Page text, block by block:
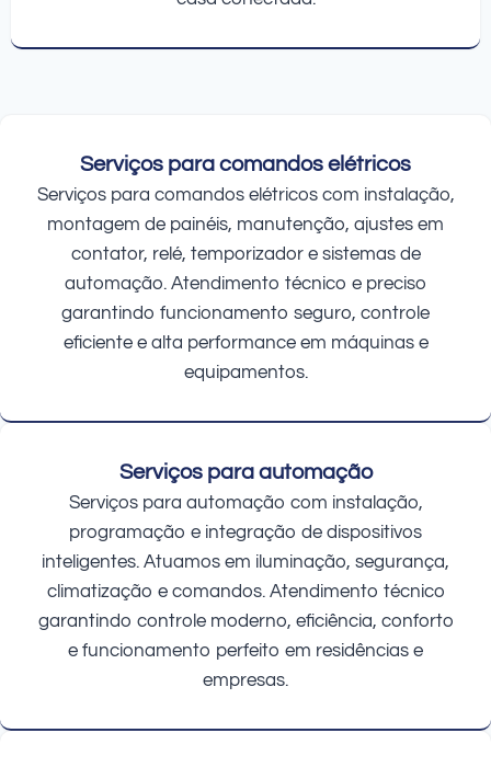
Serviços para comandos elétricos
Serviços para comandos elétricos com instalação,
montagem de painéis, manutenção, ajustes em
contator, relé, temporizador e sistemas de
automação. Atendimento técnico e preciso
garantindo funcionamento seguro, controle
eficiente e alta performance em máquinas e
equipamentos.
Serviços para automação
Serviços para automação com instalação,
programação e integração de dispositivos
inteligentes. Atuamos em iluminação, segurança,
climatização e comandos. Atendimento técnico
garantindo controle moderno, eficiência, conforto
e funcionamento perfeito em residências e
empresas.